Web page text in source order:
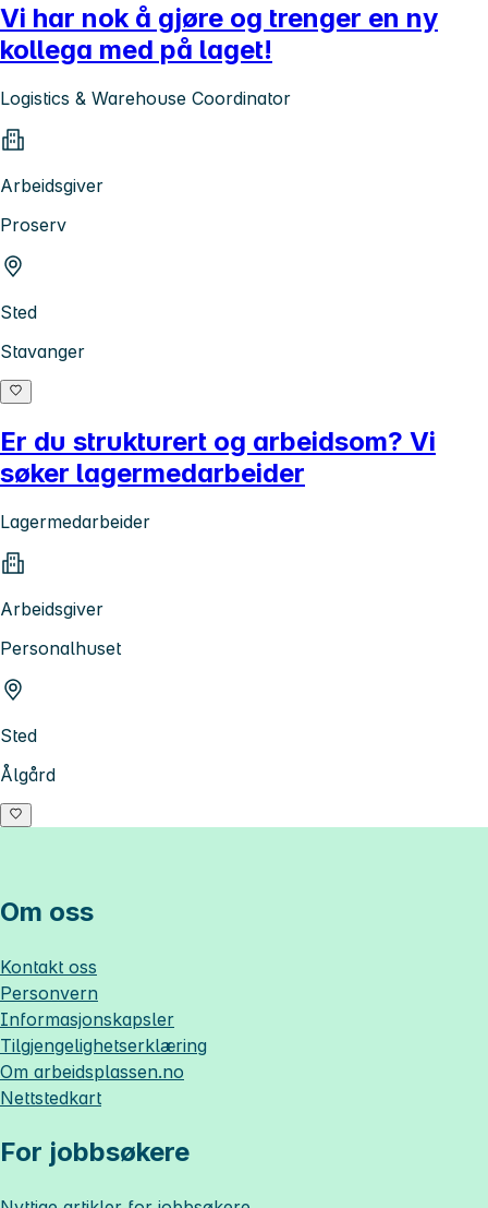
Vi har nok å gjøre og trenger en ny
kollega med på laget!
Logistics & Warehouse Coordinator
Arbeidsgiver
Proserv
Sted
Stavanger
Er du strukturert og arbeidsom? Vi
søker lagermedarbeider
Lagermedarbeider
Arbeidsgiver
Personalhuset
Sted
Ålgård
Om oss
Kontakt oss
Personvern
Informasjonskapsler
Tilgjengelighetserklæring
Om arbeidsplassen.no
Nettstedkart
For jobbsøkere